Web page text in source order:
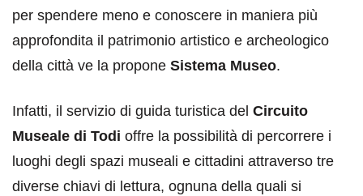
per spendere meno e conoscere in maniera più
approfondita il patrimonio artistico e archeologico
della città ve la propone Sistema Museo.
Infatti, il servizio di guida turistica del Circuito
Museale di Todi offre la possibilità di percorrere i
luoghi degli spazi museali e cittadini attraverso tre
diverse chiavi di lettura, ognuna della quali si